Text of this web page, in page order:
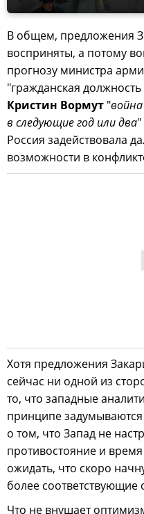
В общем, предложения
восприняты, а потому
прогнозу министра
"гражданская
Кристин Вормут "
в следующие год или два
Россия задействовала
возможности в
Хотя предложения
сейчас ни одной из
то, что западные
принципе
о том, что Запад не
противостояние и
ожидать, что скоро
более соответствующие
Что не внушает